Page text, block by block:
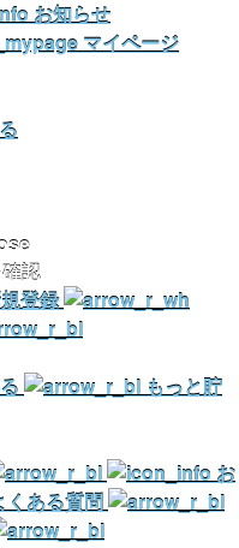
お知らせ
マイページ
認
登録
もっと貯
お
くある質問